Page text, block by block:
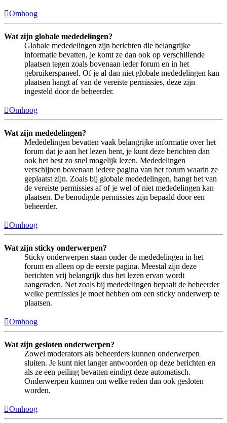
Omhoog
Wat zijn globale mededelingen?
Globale mededelingen zijn berichten die belangrijke
informatie bevatten, je komt ze dan ook op verschillende
plaatsen tegen zoals bovenaan ieder forum en in het
gebruikerspaneel. Of je al dan niet globale mededelingen kan
plaatsen hangt af van de vereiste permissies, deze zijn
ingesteld door de beheerder.
Omhoog
Wat zijn mededelingen?
Mededelingen bevatten vaak belangrijke informatie over het
forum dat je aan het lezen bent, je kunt deze berichten dan
ook het best zo snel mogelijk lezen. Mededelingen
verschijnen bovenaan iedere pagina van het forum waarin ze
geplaatst zijn. Zoals bij globale mededelingen, hangt het van
de vereiste permissies af of je wel of niet mededelingen kan
plaatsen. De benodigde permissies zijn bepaald door een
beheerder.
Omhoog
Wat zijn sticky onderwerpen?
Sticky onderwerpen staan onder de mededelingen in het
forum en alleen op de eerste pagina. Meestal zijn deze
berichten vrij belangrijk dus het lezen ervan wordt
aangeraden. Net zoals bij mededelingen bepaalt de beheerder
welke permissies je moet hebben om een sticky onderwerp te
plaatsen.
Omhoog
Wat zijn gesloten onderwerpen?
Zowel moderators als beheerders kunnen onderwerpen
sluiten. Je kunt niet langer antwoorden op deze berichten en
als ze een peiling bevatten eindigt deze automatisch.
Onderwerpen kunnen om welke reden dan ook gesloten
worden.
Omhoog